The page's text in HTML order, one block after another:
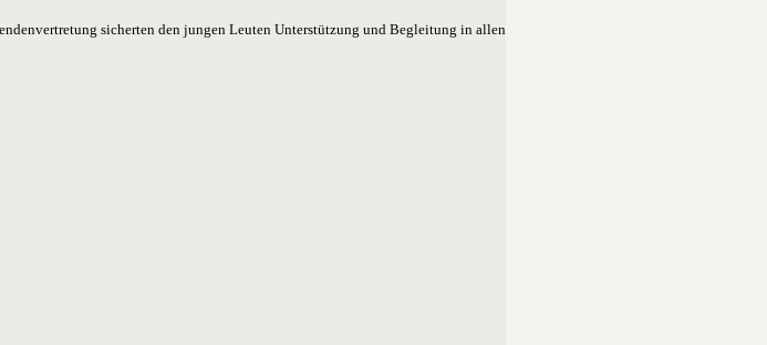
sicherten den jungen Leuten Unterstützung und Begleitung in allen